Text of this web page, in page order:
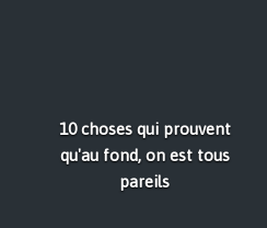
10 choses qui prouvent
qu'au fond, on est tous
pareils